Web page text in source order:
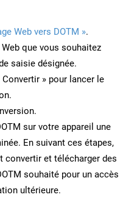
Web vers DOTM ».
Web que vous souhaitez
saisie désignée.
» pour lancer le
sur votre appareil une
En suivant ces étapes,
convertir et télécharger des
souhaité pour un accès
ultérieure.